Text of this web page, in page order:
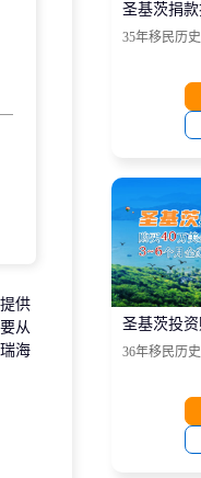
供
从
海
圣基茨捐
35年移民历
圣基茨投
36年移民历